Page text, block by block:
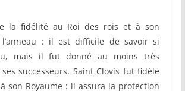
la fidélité au Roi des rois et à son
l’anneau : il est difficile de savoir si
mais il fut donné au moins très
successeurs. Saint Clovis fut fidèle
son Royaume : il assura la protection